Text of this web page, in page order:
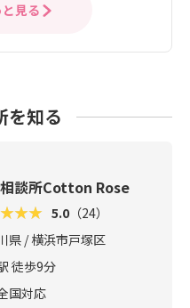
見る
を知る
談所Cotton Rose
5.0 （24）
県 / 横浜市戸塚区
徒歩9分
国対応